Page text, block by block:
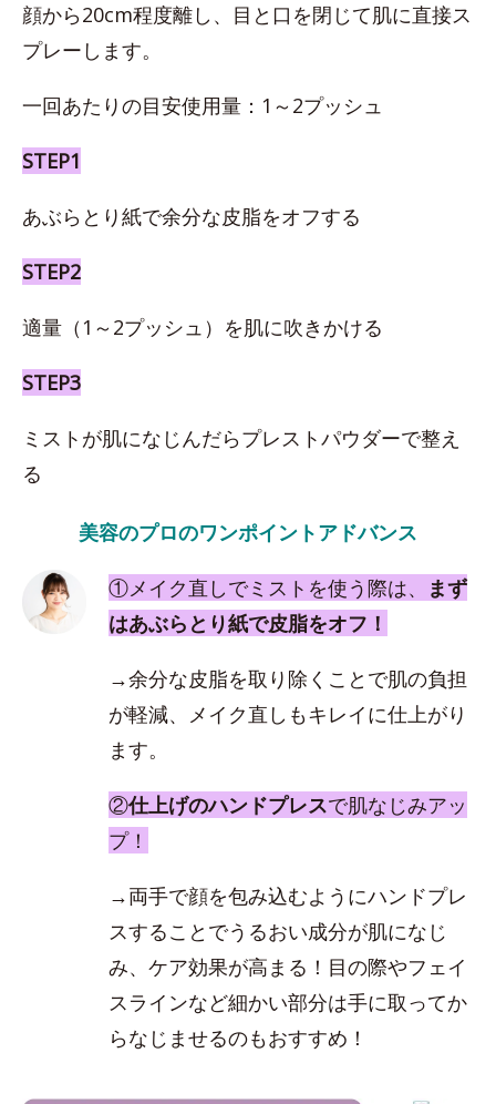
顔から20cm程度離し、目と口を閉じて肌に直接ス
プレーします。
一回あたりの目安使用量：1～2プッシュ
STEP1
あぶらとり紙で余分な皮脂をオフする
STEP2
適量（1～2プッシュ）を肌に吹きかける
STEP3
ミストが肌になじんだらプレストパウダーで整え
る
美容のプロのワンポイントアドバンス
①メイク直しでミストを使う際は、
まず
はあぶらとり紙で皮脂をオフ！
→余分な皮脂を取り除くことで肌の負担
が軽減、メイク直しもキレイに仕上がり
ます。
②仕上げのハンドプレスで肌なじみアッ
プ！
→両手で顔を包み込むようにハンドプレ
スすることでうるおい成分が肌になじ
み、ケア効果が高まる！目の際やフェイ
スラインなど細かい部分は手に取ってか
らなじませるのもおすすめ！